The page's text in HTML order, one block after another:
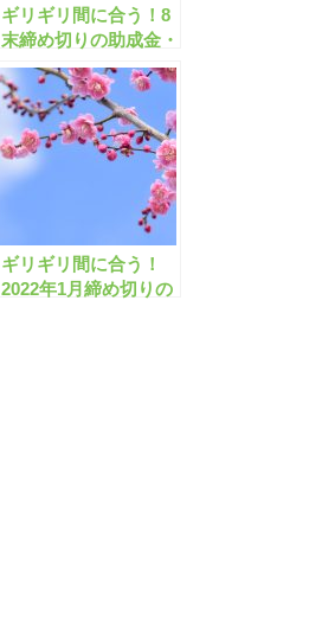
ギリギリ間に合う！8
末締め切りの助成金・
補助金「全531件」は
こちら！【有料会員限
定】
ギリギリ間に合う！
2022年1月締め切りの